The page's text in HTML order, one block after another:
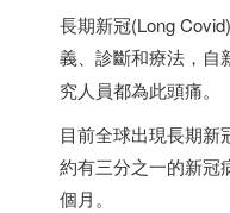
長期新冠(Long
義、診斷和療法，自
究人員都為此頭痛。
目前全球出現長期新
約有三分之一的新冠
個月。